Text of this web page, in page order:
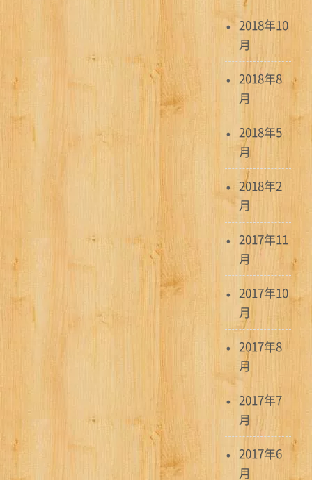
2018年10
月
2018年8
月
2018年5
月
2018年2
月
2017年11
月
2017年10
月
2017年8
月
2017年7
月
2017年6
月